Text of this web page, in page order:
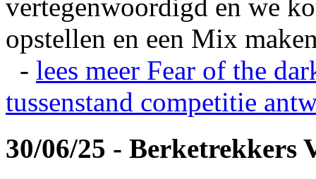
vertegenwoordigd en we
opstellen en een Mix
- lees meer Fear of the
tussenstand competitie
30/06/25 - Berketrekkers